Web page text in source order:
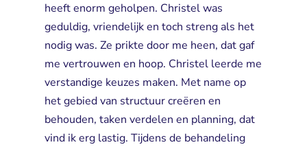
heeft enorm geholpen. Christel was
geduldig, vriendelijk en toch streng als het
nodig was. Ze prikte door me heen, dat gaf
me vertrouwen en hoop. Christel leerde me
verstandige keuzes maken. Met name op
het gebied van structuur creëren en
behouden, taken verdelen en planning, dat
vind ik erg lastig. Tijdens de behandeling